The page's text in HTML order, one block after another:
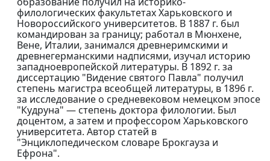
филологических факультетах Харьковского и
Новороссийского университетов. В 1887 г. был
командирован за границу; работал в Мюнхене,
Вене, Италии, занимался древнеримскими и
древнегерманскими надписями, изучал историю
западноевропейской литературы. В 1892 г. за
диссертацию "Видение святого Павла" получил
степень магистра всеобщей литературы, в 1896 г.
за исследование о средневековом немецком эпосе
"Кудруна" — степень доктора филологии. Был
доцентом, а затем и профессором Харьковского
университета. Автор статей в
"Энциклопедическом словаре Брокгауза и
Ефрона".